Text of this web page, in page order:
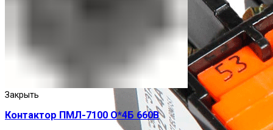
Закрыть
Контактор ПМЛ-7100 О*4Б 660В